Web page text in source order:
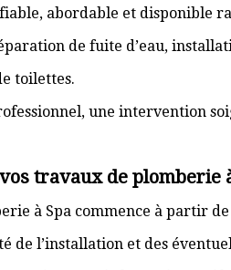
abordable et disponible
de fuite d’eau,
toilettes.
une intervention
travaux de plomberie
à Spa commence à partir de
de l’installation et des